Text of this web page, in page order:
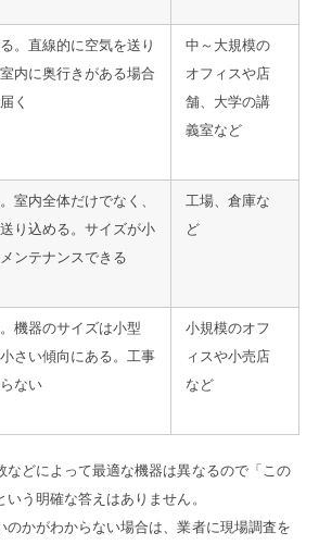
。直線的に空気を送り
内に奥行きがある場合
く
中～大規模の
オフィスや店
舗、大学の講
義室など
室内全体だけでなく、
り込める。サイズが小
ンテナンスできる
工場、倉庫な
ど
機器のサイズは小型
さい傾向にある。工事
ない
小規模のオフ
ィスや小売店
など
などによって最適な機器は異なるので「この
う明確な答えはありません。
のかがわからない場合は、業者に現場調査を